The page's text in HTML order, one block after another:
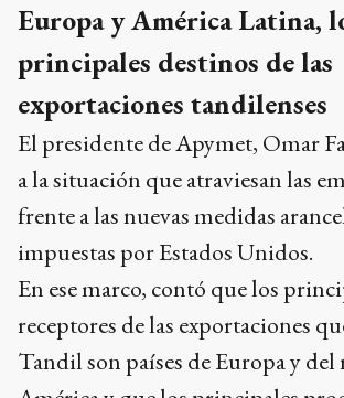
Europa y América Latina,
principales destinos de las
exportaciones tandilenses
El presidente de Apymet, Omar
a la situación que atraviesan las
frente a las nuevas medidas
impuestas por Estados Unidos.
En ese marco, contó que los
receptores de las exportaciones
Tandil son países de Europa y del